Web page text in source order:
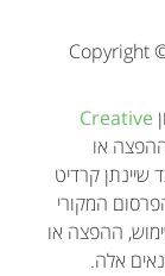
Copyright
Creative
או
שיינתן קרדיט
המקורי
ההפצה או
אלה.